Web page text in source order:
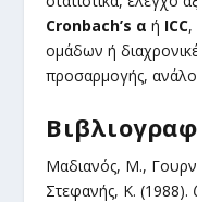
Cronbach’s α ή ICC,
ομάδων ή
προσαρμογής,
Μαδιανός, Μ.,
Στεφανής, Κ. (1988).